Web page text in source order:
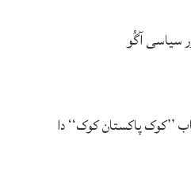
سیاسی آگُو
پاکستان کوک‘‘ دا